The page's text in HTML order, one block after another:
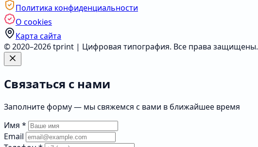
Политика конфиденциальности
О cookies
Карта сайта
© 2020–2026 tprint | Цифровая типография. Все права защищены.
Связаться с нами
Заполните форму — мы свяжемся с вами в ближайшее время
Имя *
Email